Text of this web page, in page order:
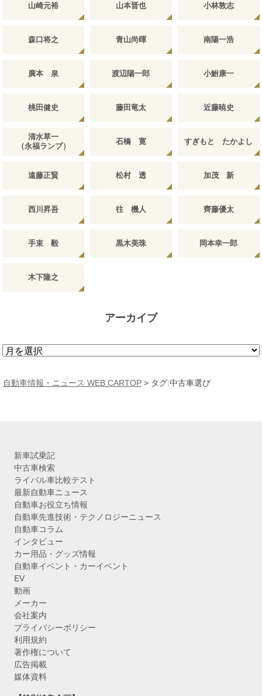
山崎元裕 山本晋也 小林敦志
森口将之 青山尚暉 南陽一浩
廣本 泉 渡辺陽一郎 小鮒康一
桃田健史 藤田竜太 近藤暁史
清水草一
（永福ランプ）
石橋 寛 すぎもと たかよし
遠藤正賢 松村 透 加茂 新
西川昇吾 往 機人 齊藤優太
手束 毅 黒木美珠 岡本幸一郎
木下隆之
アーカイブ
ア
カ
自動車情報・ニュース WEB CARTOP > タグ:中古車選び
新車試乗記
中古車検索
ライバル車比較テスト
最新自動車ニュース
自動車お役立ち情報
自動車先進技術・テクノロジーニュース
自動車コラム
インタビュー
カー用品・グッズ情報
自動車イベント・カーイベント
EV
動画
メーカー
会社案内
プライバシーポリシー
利用規約
著作権について
広告掲載
媒体資料